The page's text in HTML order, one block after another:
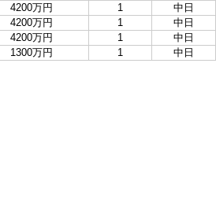
4200万円 1
中日
4200万円 1
中日
4200万円 1
中日
1300万円 1 中日